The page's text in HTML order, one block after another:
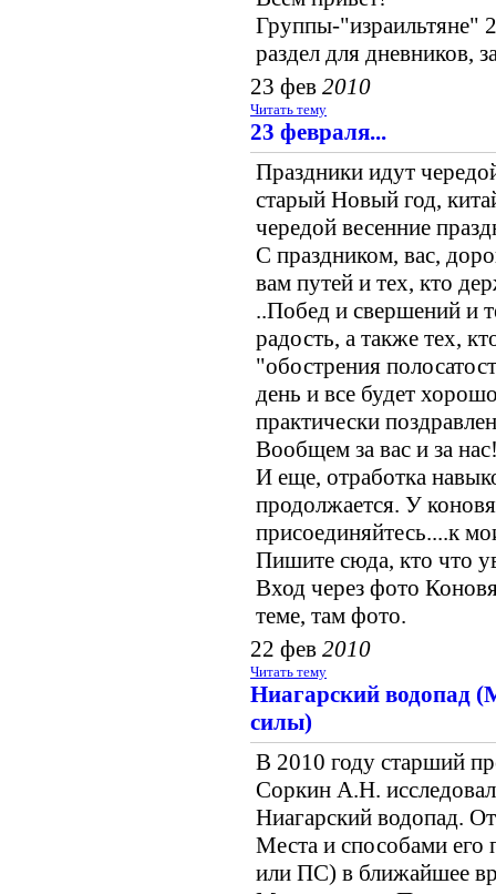
Группы-"израильтяне"
раздел для дневников,
23 фев 2010
Читать тему
23 февраля...
Праздники идут
старый Новый год,
чередой весенние
С праздником, вас,
вам путей и тех, кто
..Побед и свершений и
радость, а также тех,
"обострения
день и все будет
практически
Вообщем за вас и за
И еще, отработка
продолжается. У
присоединяйтесь....к
Пишите сюда, кто что
Вход через фото
теме, там фото.
22 фев 2010
Читать тему
Ниагарский водопад
силы)
В 2010 году старший
Соркин А.Н.
Ниагарский водопад.
Места и способами его
или ПС) в ближайшее